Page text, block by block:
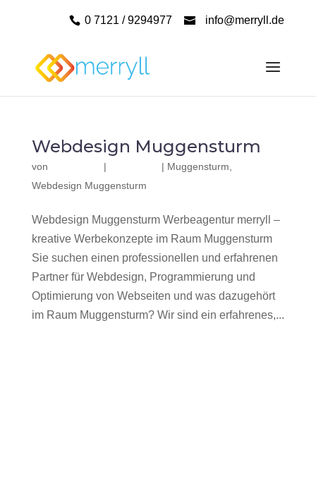
0 7121 / 9294977 info@merryll.de
Webdesign Muggensturm
von | | Muggensturm
Webdesign Muggensturm
Webdesign Muggensturm Werbeagentur merryll –
kreative Werbekonzepte im Raum Muggensturm
Sie suchen einen professionellen und erfahrenen
Partner für Webdesign, Programmierung und
Optimierung von Webseiten und was dazugehört
im Raum Muggensturm? Wir sind ein erfahrenes,...